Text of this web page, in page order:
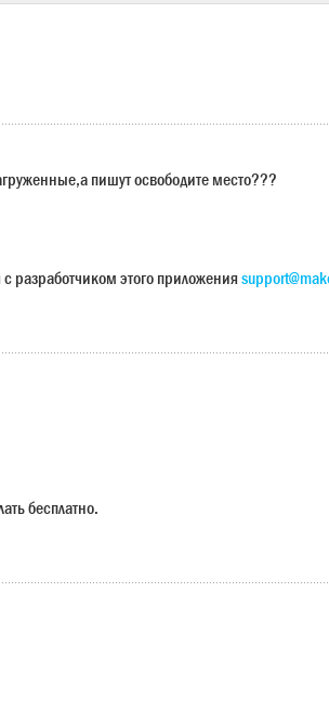
пишут освободите место???
разработчиком этого приложения
бесплатно.